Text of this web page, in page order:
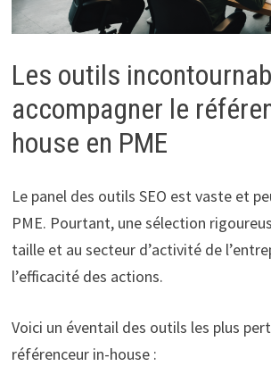
Les outils
accompagner le
house en PME
Le panel des outils SEO est vaste et
PME. Pourtant, une sélection
taille et au secteur d’activité de
l’efficacité des actions.
Voici un éventail des outils les plus
référenceur in-house :